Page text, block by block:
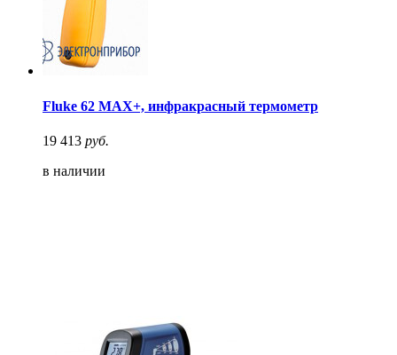
Fluke 62 MAX+, инфракрасный термометр
19 413 руб.
в наличии